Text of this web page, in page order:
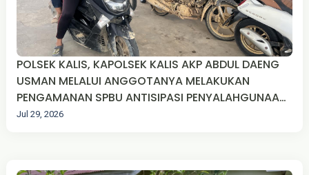
POLSEK KALIS, KAPOLSEK KALIS AKP ABDUL DAENG
USMAN MELALUI ANGGOTANYA MELAKUKAN
PENGAMANAN SPBU ANTISIPASI PENYALAHGUNAAN
BBM DI DESA TEKUDAK KEC. KALIS KAB. KAPUAS
Jul 29, 2026